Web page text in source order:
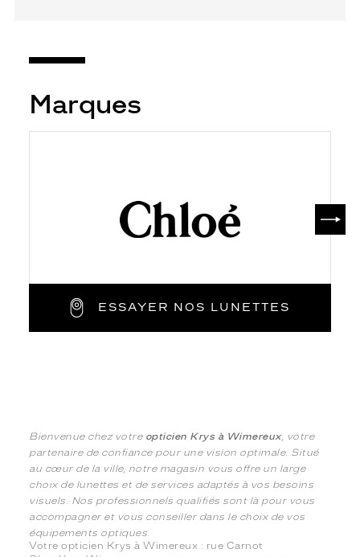
Marques
ESSAYER NOS LUNETTES
Bienvenue chez votre opticien Krys à Wimereux, votre
partenaire de confiance pour une vision optimale. Situé
au cœur de la ville, notre magasin vous offre un large
choix de lunettes et de services adaptés à vos besoins
visuels. Nos professionnels qualifiés sont là pour vous
accompagner et vous conseiller dans le choix de vos
équipements optiques.
Votre opticien Krys à Wimereux : rue Carnot